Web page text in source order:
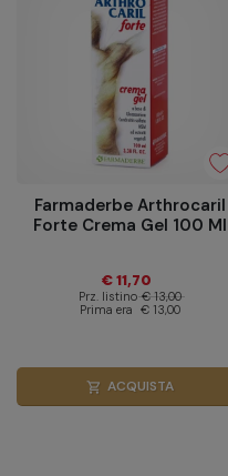
Farmaderbe Arthrocaril
Forte Crema Gel 100 Ml
€ 11,70
Prz. listino € 13,00
Prima era € 13,00
shopping_cart ACQUISTA